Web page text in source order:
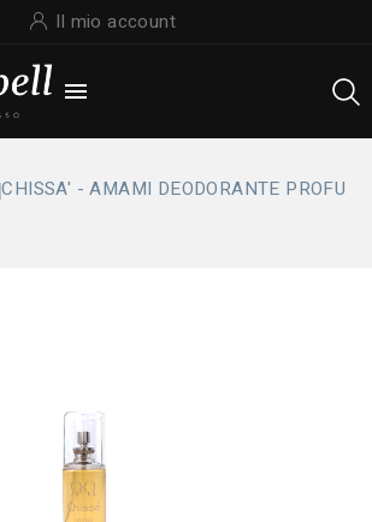
Il mio account

CHISSA' - AMAMI DEODORANTE PROFU